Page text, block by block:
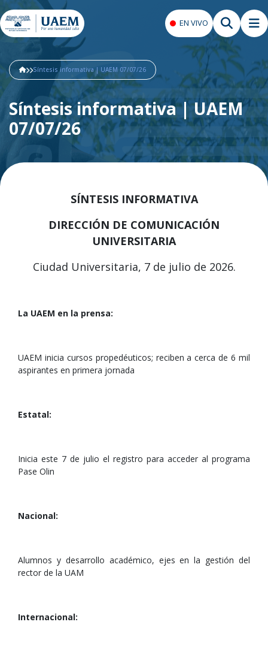
EN VIVO
Síntesis informativa | UAEM 07/07/26
Síntesis informativa | UAEM
07/07/26
SÍNTESIS INFORMATIVA
DIRECCIÓN DE COMUNICACIÓN
UNIVERSITARIA
Ciudad Universitaria, 7 de julio de 2026.
La UAEM en la prensa:
UAEM inicia cursos propedéuticos; reciben a cerca de 6 mil
aspirantes en primera jornada
Estatal:
Inicia este 7 de julio el registro para acceder al programa
Pase Olin
Nacional:
Alumnos y desarrollo académico, ejes en la gestión del
rector de la UAM
Internacional: